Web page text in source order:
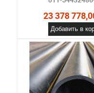
23 378
Добавить в